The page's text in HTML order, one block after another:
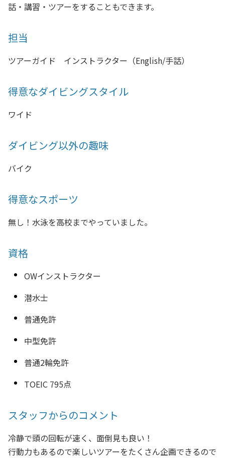
話・講習・ツアーをすることもできます。
担当
ツアーガイド インストラクター（English/手話）
得意なダイビングスタイル
ワイド
ダイビング以外の趣味
バイク
得意なスポーツ
無し！水泳を高校までやっていました。
資格
OWインストラクター
潜水士
普通免許
中型免許
普通2輪免許
TOEIC 795点
スタッフからのコメント
冷静で頭の回転が速く、面倒見も良い！
行動力もあるので楽しいツアーをたくさん企画できるので